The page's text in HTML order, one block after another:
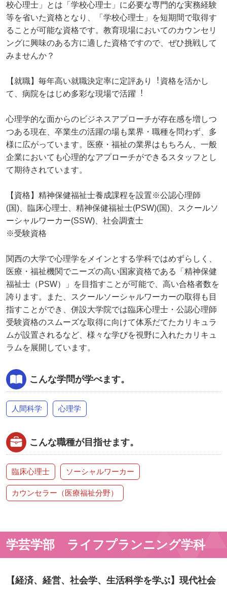
校心理士」とは「学校心理士」に必要な専門的な実務経験
等を省いた資格となり、「学校心理士」を短期間で取得す
ることが可能な資格です。教育現場においてのカウンセリ
ングに興味のある方に適した資格ですので、ぜひ挑戦して
みませんか？
【就職】毎年⾼い就職決定率に定評あり︕資格を活かし
て、病院をはじめ多彩な現場で活躍︕
⼼理学的な⾯からのビジネスアプローチが存在感を増しつ
つある現在、卒業⽣の活躍の場も業界・職種を問わず、多
様に広がっています。医療・福祉の業界はもちろん、⼀般
企業においても⼼理的なアプローチができるスタッフとし
て期待されています。
【資格】精神保健福祉士養成課程を設置※公認心理師
(国)、臨床心理士、精神保健福祉士(PSW)(国)、スクールソ
ーシャルワーカー(SSW)、社会調査士
※受験資格
関西の大学で心理学をメインとする学科ではめずらしく、
医療・福祉機関でニーズの⾼い国家資格である「精神保健
福祉⼠（PSW）」を目指すことが可能で、⾼い合格者数を
誇ります。また、スクールソーシャルワーカーの取得も目
指すことができ、併設⼤学院では臨床⼼理⼠・公認⼼理師
受験資格のスムーズな取得に向けて体系だてたカリキュラ
ムが設置されるなど、様々な学びを視野に⼊れたカリキュ
ラムを展開しています。
こんな学問が学べます。
人間科学 心理学
こんな職種が目指せます。
臨床心理士 ソーシャルワーカー
カウンセラー（医療福祉分野）
学芸学部 ライフプランニング学科
【経済、経営、社会学、⽣活科学を学ぶ】現代社会